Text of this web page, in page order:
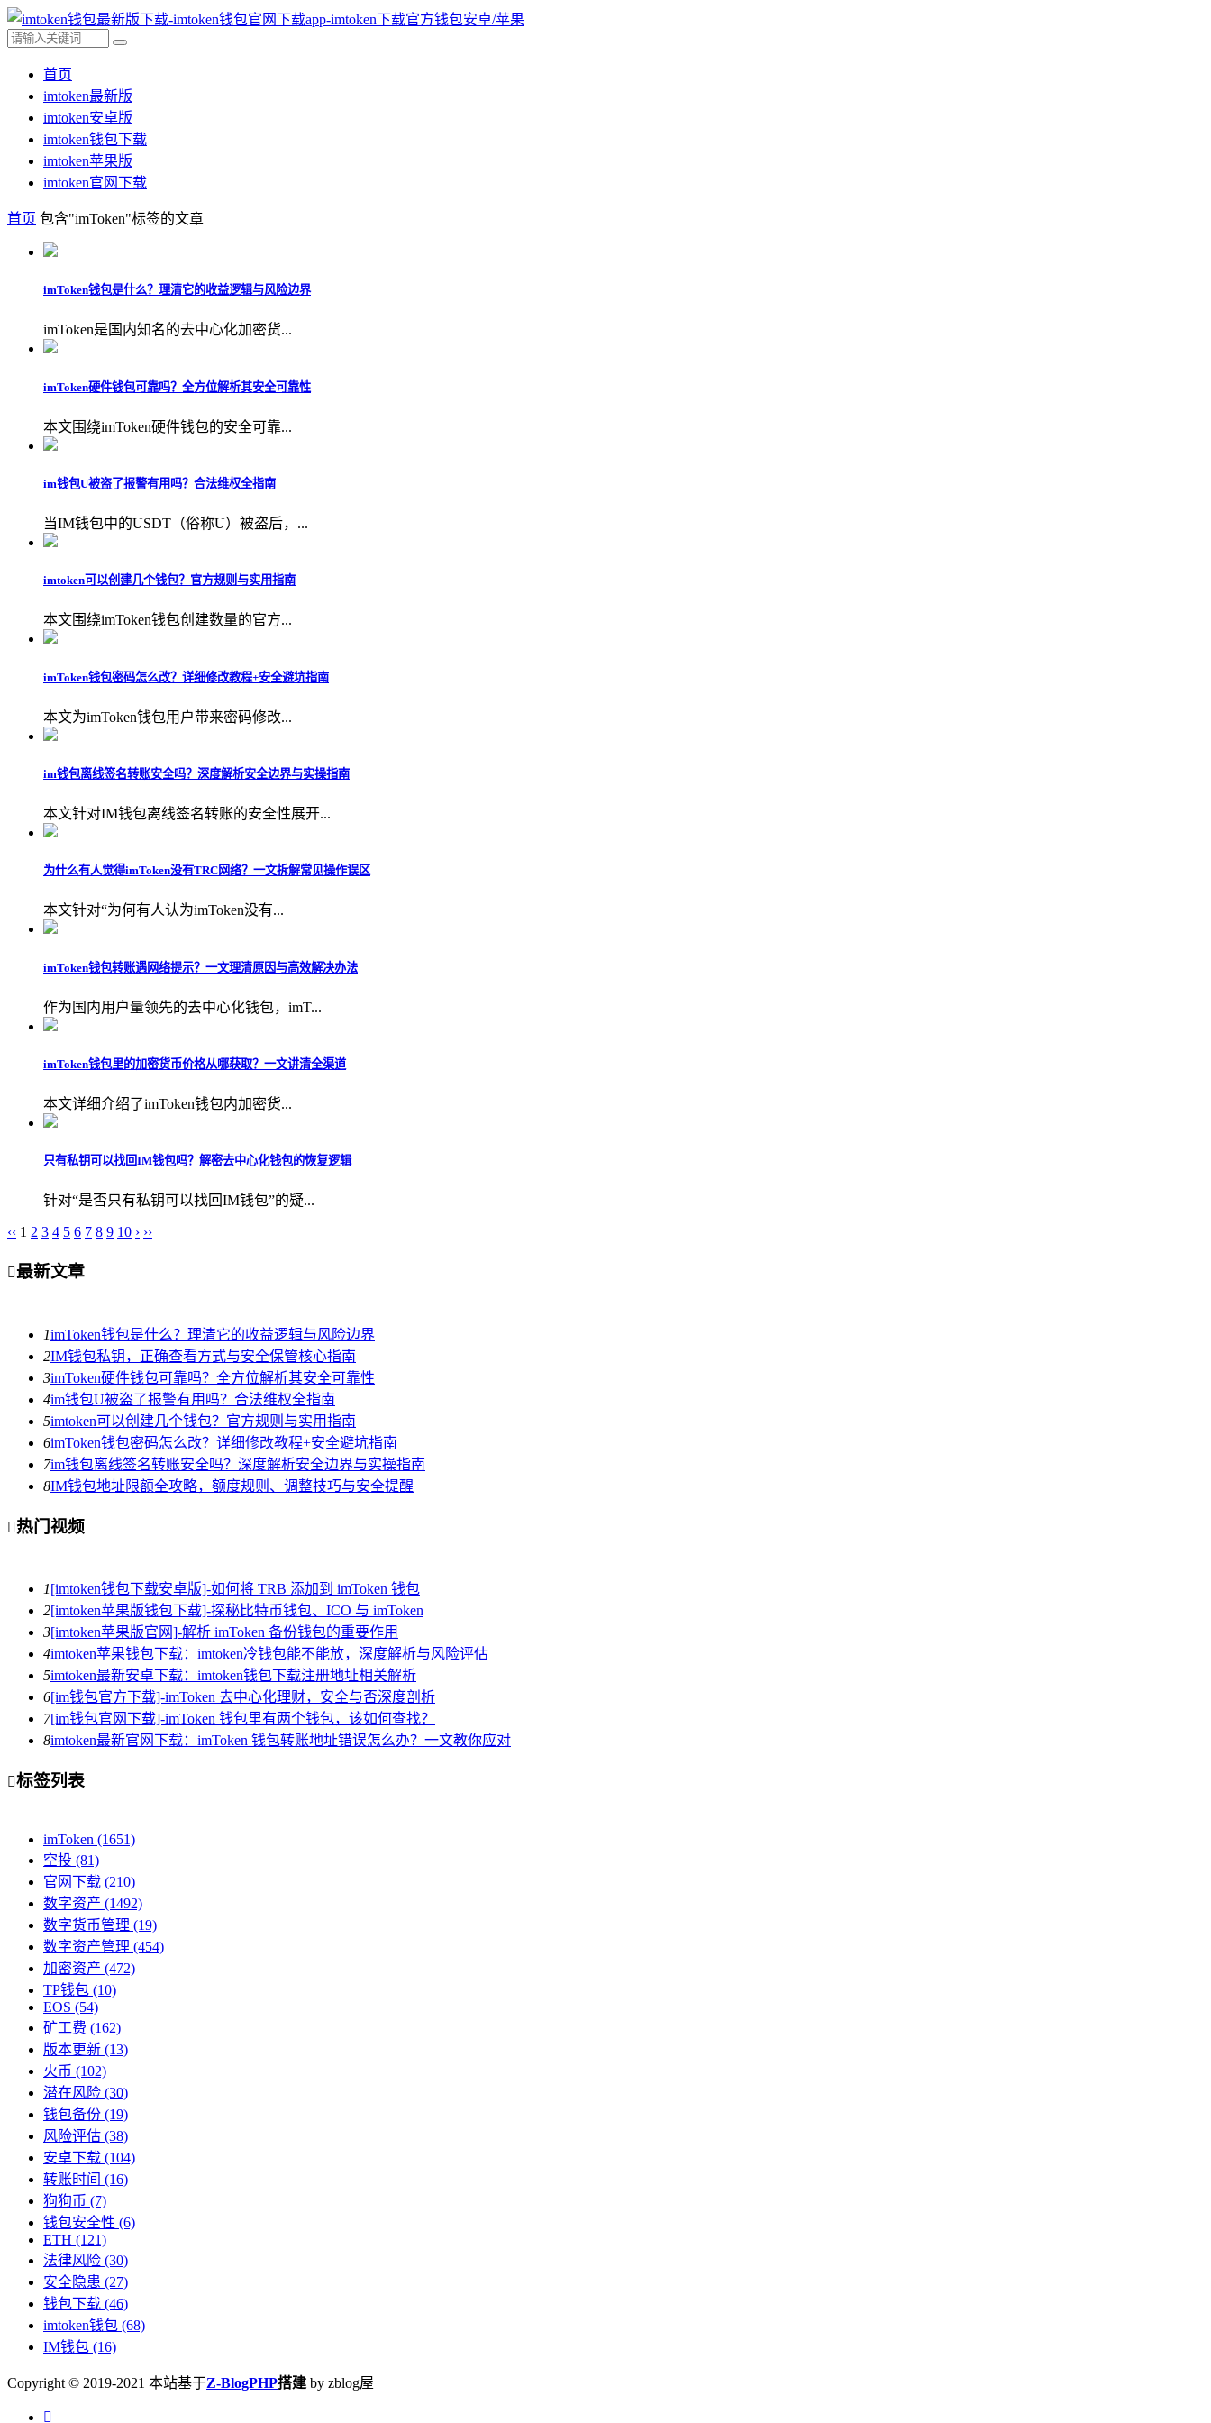
首页
imtoken最新版
imtoken安卓版
imtoken钱包下载
imtoken苹果版
imtoken官网下载
首页 包含"imToken"标签的文章
imToken钱包是什么？理清它的收益逻辑与风险边界
imToken是国内知名的去中心化加密货...
imToken硬件钱包可靠吗？全方位解析其安全可靠性
本文围绕imToken硬件钱包的安全可靠...
im钱包U被盗了报警有用吗？合法维权全指南
当IM钱包中的USDT（俗称U）被盗后，...
imtoken可以创建几个钱包？官方规则与实用指南
本文围绕imToken钱包创建数量的官方...
imToken钱包密码怎么改？详细修改教程+安全避坑指南
本文为imToken钱包用户带来密码修改...
im钱包离线签名转账安全吗？深度解析安全边界与实操指南
本文针对IM钱包离线签名转账的安全性展开...
为什么有人觉得imToken没有TRC网络？一文拆解常见操作误区
本文针对“为何有人认为imToken没有...
imToken钱包转账遇网络提示？一文理清原因与高效解决办法
作为国内用户量领先的去中心化钱包，imT...
imToken钱包里的加密货币价格从哪获取？一文讲清全渠道
本文详细介绍了imToken钱包内加密货...
只有私钥可以找回IM钱包吗？解密去中心化钱包的恢复逻辑
针对“是否只有私钥可以找回IM钱包”的疑...
‹‹ 1 2 3 4 5 6 7 8 9 10 › ››
最新文章
1imToken钱包是什么？理清它的收益逻辑与风险边界
2IM钱包私钥，正确查看方式与安全保管核心指南
3imToken硬件钱包可靠吗？全方位解析其安全可靠性
4im钱包U被盗了报警有用吗？合法维权全指南
5imtoken可以创建几个钱包？官方规则与实用指南
6imToken钱包密码怎么改？详细修改教程+安全避坑指南
7im钱包离线签名转账安全吗？深度解析安全边界与实操指南
8IM钱包地址限额全攻略，额度规则、调整技巧与安全提醒
热门视频
1[imtoken钱包下载安卓版]-如何将 TRB 添加到 imToken 钱包
2[imtoken苹果版钱包下载]-探秘比特币钱包、ICO 与 imToken
3[imtoken苹果版官网]-解析 imToken 备份钱包的重要作用
4imtoken苹果钱包下载：imtoken冷钱包能不能放，深度解析与风险评估
5imtoken最新安卓下载：imtoken钱包下载注册地址相关解析
6[im钱包官方下载]-imToken 去中心化理财，安全与否深度剖析
7[im钱包官网下载]-imToken 钱包里有两个钱包，该如何查找？
8imtoken最新官网下载：imToken 钱包转账地址错误怎么办？一文教你应对
标签列表
imToken (1651)
空投 (81)
官网下载 (210)
数字资产 (1492)
数字货币管理 (19)
数字资产管理 (454)
加密资产 (472)
TP钱包 (10)
EOS (54)
矿工费 (162)
版本更新 (13)
火币 (102)
潜在风险 (30)
钱包备份 (19)
风险评估 (38)
安卓下载 (104)
转账时间 (16)
狗狗币 (7)
钱包安全性 (6)
ETH (121)
法律风险 (30)
安全隐患 (27)
钱包下载 (46)
imtoken钱包 (68)
IM钱包 (16)
Copyright © 2019-2021 本站基于Z-BlogPHP搭建 by zblog屋
